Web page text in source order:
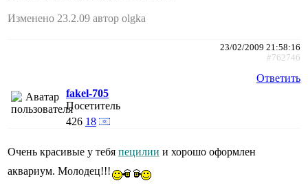
Изменено 23.2.09 автор olgka
23/02/2009 21:58:16
#762746
Ответить
fakel-705
Посетитель
426 18
Очень красивые у тебя пецилии и хорошо оформлен
аквариум. Молодец!!!